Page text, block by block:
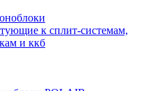
к сплит-системам,
и ккб